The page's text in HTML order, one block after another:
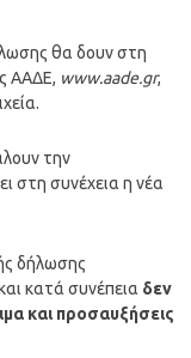
θα δουν στη
ΑΑΔΕ, www.aade.gr,
την
στη συνέχεια η νέα
δήλωσης
κατά συνέπεια δεν
και προσαυξήσεις